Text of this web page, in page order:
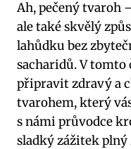
Ah, pečený tvaroh
ale také skvělý
lahůdku bez
sacharidů. V tomto
připravit zdravý a
tvarohem, který
s‌ námi průvodce
sladký zážitek plný